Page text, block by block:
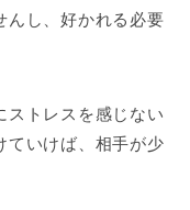
んし、好かれる必要
ストレスを感じない
ていけば、相手が少